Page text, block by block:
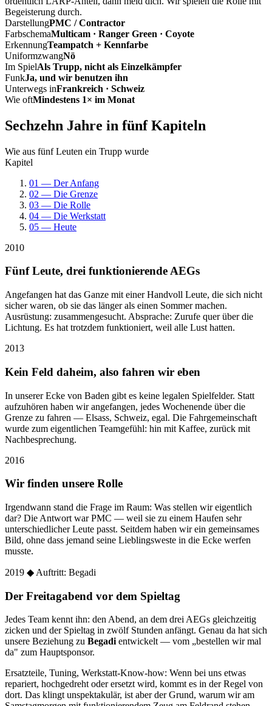
Begeisterung durch.
DarstellungPMC / Contractor
FarbschemaMulticam · Ranger Green · Coyote
ErkennungTeampatch + Kennfarbe
UniformzwangNö
Im SpielAls Trupp, nicht als Einzelkämpfer
FunkJa, und wir benutzen ihn
Unterwegs inFrankreich · Schweiz
Wie oftMindestens 1× im Monat
Sechzehn Jahre in fünf Kapiteln
Wie aus fünf Leuten ein Trupp wurde
Kapitel
01 — Der Anfang
02 — Die Grenze
03 — Die Rolle
04 — Die Werkstatt
05 — Heute
2010
Fünf Leute, drei funktionierende AEGs
Angefangen hat das Ganze mit einer Handvoll Leute, die sich nicht
sicher waren, ob sie das länger als einen Sommer machen.
Ausrüstung: zusammengesucht. Absprache: Zurufe quer über die
Lichtung. Es hat trotzdem funktioniert, weil alle Lust hatten.
2013
Kein Feld daheim, also fahren wir eben
In unserer Ecke von Baden gibt es keine legalen Spielfelder. Statt
aufzuhören haben wir angefangen, jedes Wochenende über die
Grenze zu fahren — Elsass, Schweiz, egal. Die Fahrgemeinschaft
wurde zum eigentlichen Teamgefühl: hin mit Kaffee, zurück mit
Nachbesprechung.
2016
Wir finden unsere Rolle
Irgendwann stand die Frage im Raum: Was stellen wir eigentlich
dar? Die Antwort war PMC — weil sie zu einem Haufen sehr
unterschiedlicher Leute passt. Seitdem haben wir ein gemeinsames
Bild, ohne dass jemand seine Lieblingsweste in die Ecke werfen
musste.
2019 ◆ Auftritt: Begadi
Der Freitagabend vor dem Spieltag
Jedes Team kennt ihn: den Abend, an dem drei AEGs gleichzeitig
zicken und der Spieltag in zwölf Stunden anfängt. Genau da hat sich
unsere Beziehung zu Begadientwickelt — vom „bestellen wir mal
da" zum Hauptsponsor.
Ersatzteile, Tuning, Werkstatt-Know-how: Wenn bei uns etwas
repariert, hochgedreht oder ersetzt wird, kommt es in der Regel von
dort. Das klingt unspektakulär, ist aber der Grund, warum wir am